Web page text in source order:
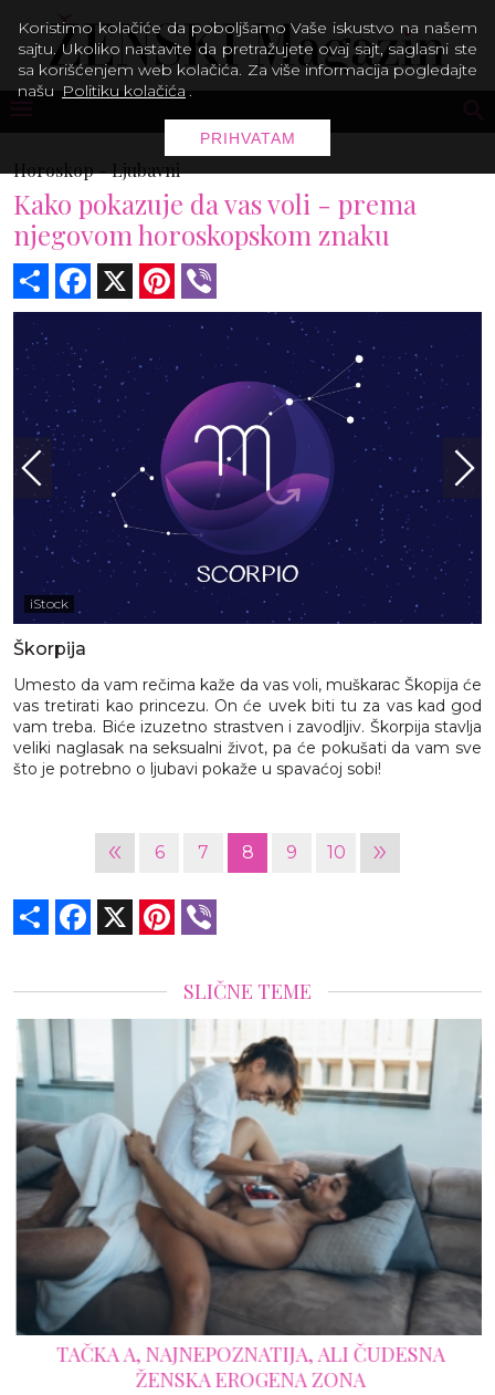
Horoskop -Ljubavni
Kako pokazuje da vas voli - prema
njegovom horoskopskom znaku
Share Facebook Pinterest
iStock
Škorpija
Umesto da vam rečima kaže da vas voli, muškarac Škopija će
vas tretirati kao princezu. On će uvek biti tu za vas kad god
vam treba. Biće izuzetno strastven i zavodljiv. Škorpija stavlja
veliki naglasak na seksualni život, pa će pokušati da vam sve
što je potrebno o ljubavi pokaže u spavaćoj sobi!
« 6 7 8 9 10 »
Share Facebook Pinterest
SLIČNE TEME
TAČKA A, NAJNEPOZNATIJA, ALI ČUDESNA
ŽENSKA EROGENA ZONA
Koristimo kolačiće da poboljšamo Vaše iskustvo na našem
sajtu. Ukoliko nastavite da pretražujete ovaj sajt, saglasni ste
sa korišćenjem web kolačića. Za više informacija pogledajte
našu Politiku kolačića .
PRIHVATAM